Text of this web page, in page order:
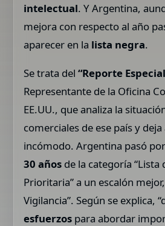
intelectual. Y Argentina,
mejora con respecto al año
aparecer en la lista negra.
Se trata del“Reporte
Representante de la Oficina
EE.UU., que analiza la
comerciales de ese país y deja
incómodo. Argentina pasó por
30 años de la categoría “Lista
Prioritaria” a un escalón
Vigilancia”. Según se explica,
esfuerzos para abordar